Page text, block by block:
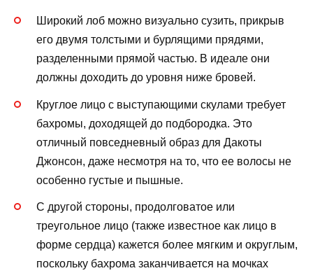
Широкий лоб можно визуально сузить, прикрыв
его двумя толстыми и бурлящими прядями,
разделенными прямой частью. В идеале они
должны доходить до уровня ниже бровей.
Круглое лицо с выступающими скулами требует
бахромы, доходящей до подбородка. Это
отличный повседневный образ для Дакоты
Джонсон, даже несмотря на то, что ее волосы не
особенно густые и пышные.
С другой стороны, продолговатое или
треугольное лицо (также известное как лицо в
форме сердца) кажется более мягким и округлым,
поскольку бахрома заканчивается на мочках